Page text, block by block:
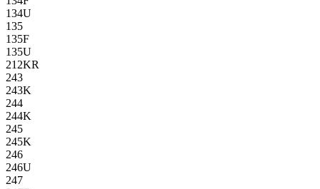
134U
135
135F
135U
212KR
243
243K
244
244K
245
245K
246
246U
247